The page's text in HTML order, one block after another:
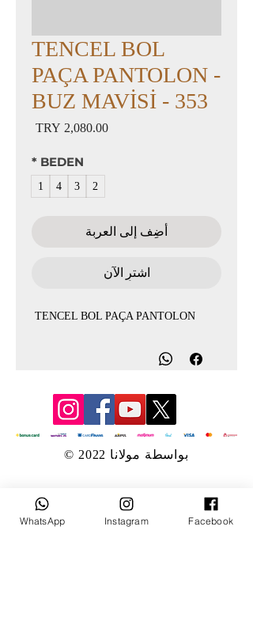
TENCEL BOL
PAÇA PANTOLON -
BUZ MAVİSİ - 353
السعر
BEDEN
*
2
3
4
1
أضِف إلى العربة
اشترِ الآن
TENCEL BOL PAÇA PANTOLON
© 2022 بواسطة مولانا
WhatsApp Instagram Facebook